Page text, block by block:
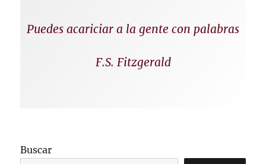
Puedes acariciar a la gente con palabras
F.S. Fitzgerald
Buscar